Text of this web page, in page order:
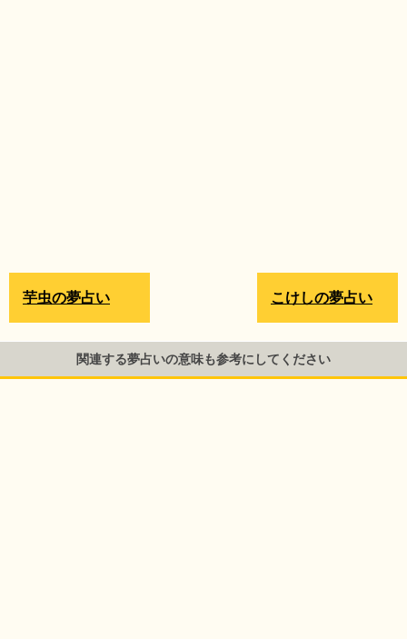
こけしの夢占い
芋虫の夢占い
関連する夢占いの意味も参考にしてください